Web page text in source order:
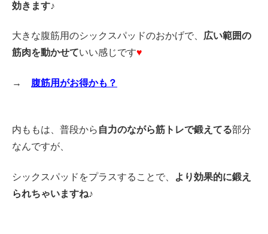
効きます♪
大きな腹筋用のシックスパッドのおかげで、 広い範囲の
筋肉を動かせていい感じです♥
→ 腹筋用がお得かも？
内ももは、普段から 自力のながら筋トレで鍛えてる部分
なんですが、
シックスパッドをプラスすることで、
より効果的に鍛え
られちゃいますね♪